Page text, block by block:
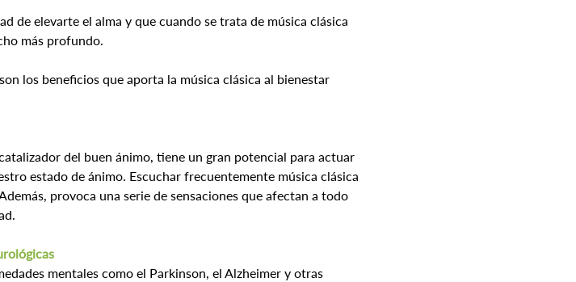
de elevarte el alma y que cuando se trata de música clásica
más profundo.
los beneficios que aporta la música clásica al bienestar
del buen ánimo, tiene un gran potencial para actuar
estado de ánimo. Escuchar frecuentemente música clásica
provoca una serie de sensaciones que afectan a todo
mentales como el Parkinson, el Alzheimer y otras